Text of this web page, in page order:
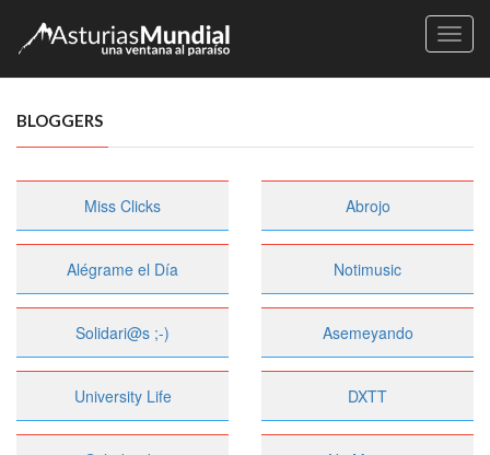
BLOGGERS
Miss Clicks Abrojo
Alégrame el Día Notimusic
Solidari@s ;-) Asemeyando
University Life DXTT